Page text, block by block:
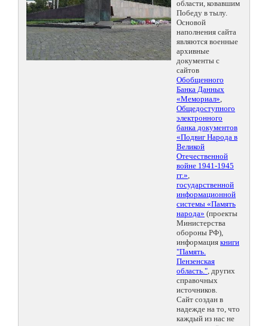
области, ковавшим
Победу в тылу.
Основой
наполнения сайта
являются военные
архивные
документы с
сайтов
Обобщенного
Банка Данных
«Мемориал»,
Общедоступного
электронного
банка документов
«Подвиг Народа в
Великой
Отечественной
войне 1941-1945
гг.»,
государственной
информационной
системы «Память
народа» (проекты
Министерства
обороны РФ),
информация книги
"Память.
Пензенская
область.", других
справочных
источников.
Сайт создан в
надежде на то, что
каждый из нас не